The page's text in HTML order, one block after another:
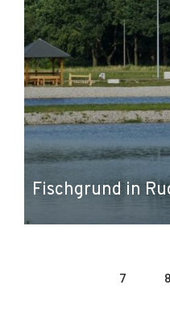
Fischgrund in
7 8